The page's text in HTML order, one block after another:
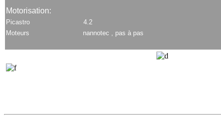
Motorisation:
Picastro 4.2
Moteurs nannotec , pas à pas